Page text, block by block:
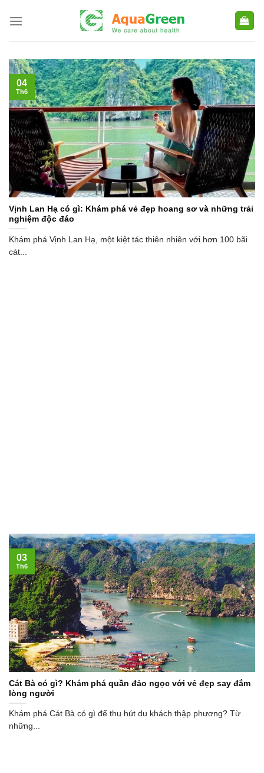
Vịnh Lan Hạ có gì: Khám phá vẻ đẹp hoang sơ và những trải
nghiệm độc đáo
Khám phá Vịnh Lan Hạ, một kiệt tác thiên nhiên với hơn 100 bãi
cát...
04
Th6
Cát Bà có gì? Khám phá quần đảo ngọc với vẻ đẹp say đắm
lòng người
Khám phá Cát Bà có gì để thu hút du khách thập phương? Từ
những...
03
Th6